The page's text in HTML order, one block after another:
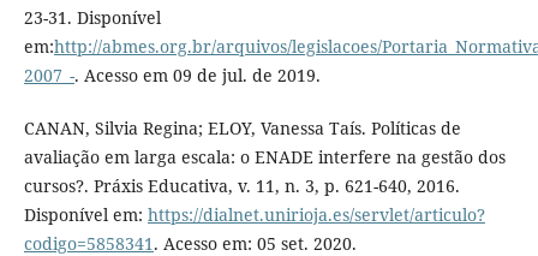
23-31. Disponível
em:http://abmes.org.br/arquivos/legislacoes/
2007_-. Acesso em 09 de jul. de 2019.
CANAN, Silvia Regina; ELOY, Vanessa Taís. Políticas de
avaliação em larga escala: o ENADE interfere na gestão dos
cursos?. Práxis Educativa, v. 11, n. 3, p. 621-640, 2016.
Disponível em: https://dialnet.unirioja.es/servlet/articulo?
codigo=5858341. Acesso em: 05 set. 2020.